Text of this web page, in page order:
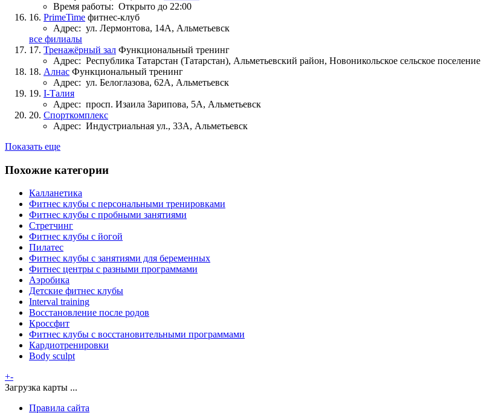
Время работы: Открыто до 22:00
16. PrimeTime фитнес-клуб
Адрес: ул. Лермонтова, 14А, Альметьевск
все филиалы
17. Тренажёрный зал Функциональный тренинг
Адрес: Республика Татарстан (Татарстан), Альметьевский район, Новоникольское сельское поселение
18. Алнас Функциональный тренинг
Адрес: ул. Белоглазова, 62А, Альметьевск
19. I-Талия
Адрес: просп. Изаила Зарипова, 5А, Альметьевск
20. Спорткомплекс
Адрес: Индустриальная ул., 33А, Альметьевск
Показать еще
Похожие категории
Калланетика
Фитнес клубы с персональными тренировками
Фитнес клубы с пробными занятиями
Стретчинг
Фитнес клубы с йогой
Пилатес
Фитнес клубы с занятиями для беременных
Фитнес центры с разными программами
Аэробика
Детские фитнес клубы
Interval training
Восстановление после родов
Кроссфит
Фитнес клубы с восстановительными программами
Кардиотренировки
Body sculpt
+-
Загрузка карты ...
Правила сайта